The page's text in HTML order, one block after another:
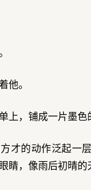
他。
上，铺成一片墨色
才的动作泛起一
睛，像雨后初晴的